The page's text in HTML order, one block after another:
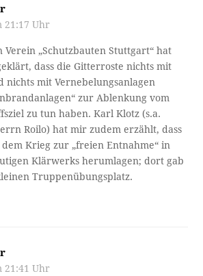
21:17 Uhr
Verein „Schutzbauten Stuttgart“ hat
dass die Gitterroste nichts mit
nichts mit Vernebelungsanlagen
zur Ablenkung vom
zu tun haben. Karl Klotz (s.a.
Roilo) hat mir zudem erzählt, dass
Krieg zur „freien Entnahme“ in
Klärwerks herumlagen; dort gab
Truppenübungsplatz.
21:41 Uhr